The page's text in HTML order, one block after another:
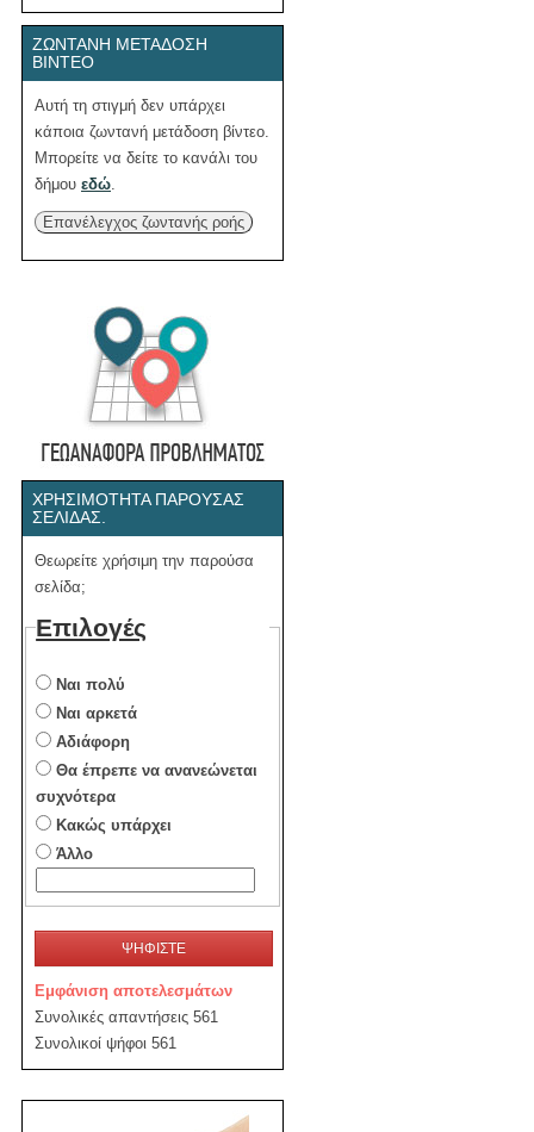
ΖΩΝΤΑΝΉ ΜΕΤΆΔΟΣΗ
ΒΊΝΤΕΟ
Αυτή τη στιγμή δεν υπάρχει
κάποια ζωντανή μετάδοση βίντεο.
Μπορείτε να δείτε το κανάλι του
δήμου εδώ
Επανέλεγχος ζωντανής ροής
ΧΡΗΣΙΜΌΤΗΤΑ ΠΑΡΟΎΣΑΣ
ΣΕΛΊΔΑΣ.
Θεωρείτε χρήσιμη την παρούσα
σελίδα;
Επιλογές
Ναι πολύ
Ναι αρκετά
Αδιάφορη
Θα έπρεπε να ανανεώνεται
συχνότερα
Κακώς υπάρχει
Άλλο
ΨΗΦΙΣΤΕ
Εμφάνιση αποτελεσμάτων
Συνολικές απαντήσεις 561
Συνολικοί ψήφοι 561